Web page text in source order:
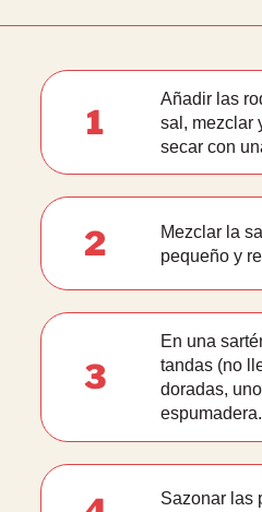
1
Añadir las
sal, mezclar
secar con
2
Mezclar la
pequeño y
3
En una
tandas (no
doradas,
Sazonar las